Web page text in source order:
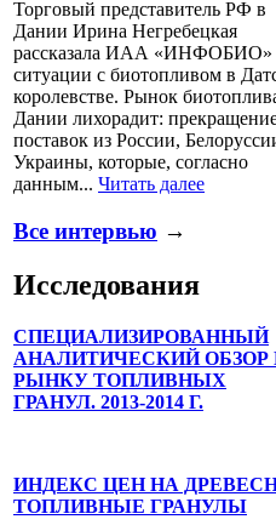
Торговый представитель РФ в
Дании Ирина Негребецкая
рассказала ИАА «ИНФОБИО»
ситуации с биотопливом в
королевстве. Рынок
Дании лихорадит:
поставок из России,
Украины, которые, согласно
данным... Читать далее
Все интервью →
Исследования
СПЕЦИАЛИЗИРОВАННЫЙ
АНАЛИТИЧЕСКИЙ ОБЗОР
РЫНКУ ТОПЛИВНЫХ
ГРАНУЛ. 2013-2014 Г.
ИНДЕКС ЦЕН НА
ТОПЛИВНЫЕ ГРАНУЛЫ